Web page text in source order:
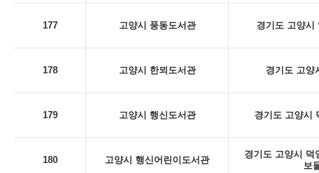
177 고양시 풍동도서관 경기도 고양시
178 고양시 한뫼도서관 경기도 고양
179 고양시 행신도서관 경기도 고양시
180 고양시 행신어린이도서관
경기도 고양시 덕
보